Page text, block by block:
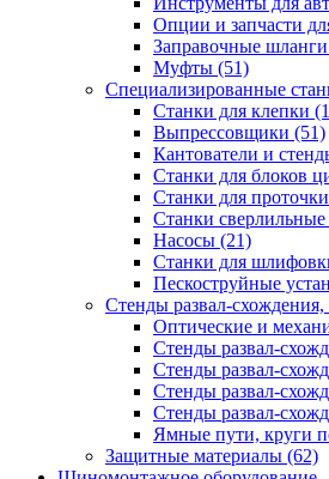
Опции и запчасти
Заправочные шланги
Муфты (51)
Специализированные
Станки для клепки
Выпрессовщики (51)
Кантователи и
Станки для блоков
Станки для проточки
Станки сверлильные
Насосы (21)
Станки для
Пескоструйные
Стенды развал-
Оптические и
Стенды развал-
Стенды развал-
Стенды развал-
Стенды развал-
Ямные пути, круги
Защитные материалы (62)